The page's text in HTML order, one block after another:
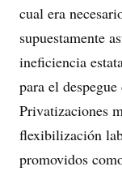
cual era
supuestamente
ineficiencia
para el
Privatizaciones
flexibilización
promovidos